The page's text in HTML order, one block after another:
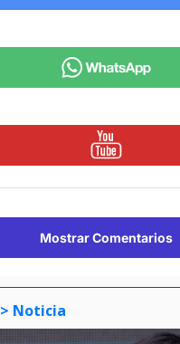
Mostrar Comentarios
> Noticia